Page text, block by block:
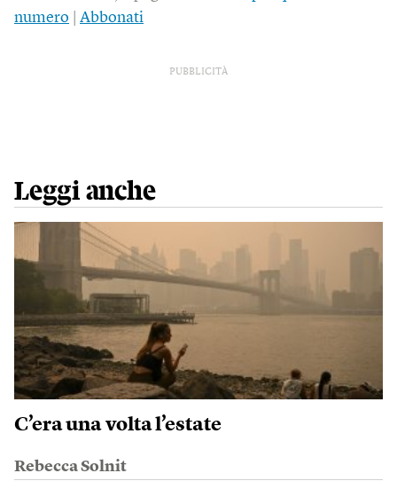
numero
Abbonati
PUBBLICITÀ
Leggi anche
C’era una volta l’estate
Rebecca Solnit